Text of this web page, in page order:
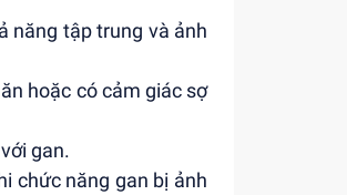
năng tập trung và ảnh
hoặc có cảm giác sợ
gan.
chức năng gan bị ảnh